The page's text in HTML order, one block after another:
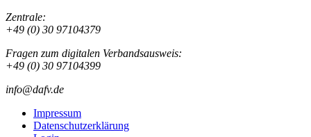
Zentrale:
+49 (0) 30 97104379
Fragen zum digitalen Verbandsausweis:
+49 (0) 30 97104399
info@dafv.de
Impressum
Datenschutzerklärung